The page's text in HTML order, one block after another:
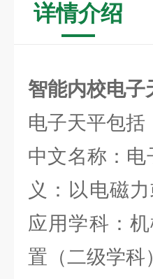
详情介绍
智能内校电子
电子天平包括
中文名称：
义：以电磁
应用学科：
置（二级学科